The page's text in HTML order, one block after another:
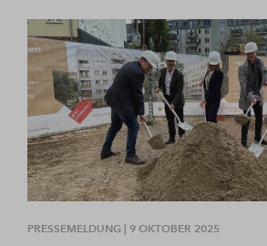
PRESSEMELDUNG | 9 OKTOBER 2025